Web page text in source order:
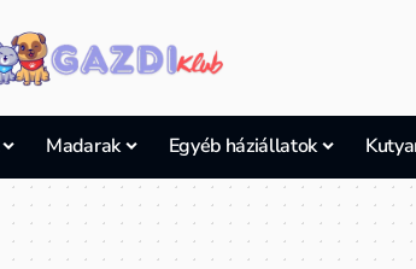
Madarak Egyéb háziállatok